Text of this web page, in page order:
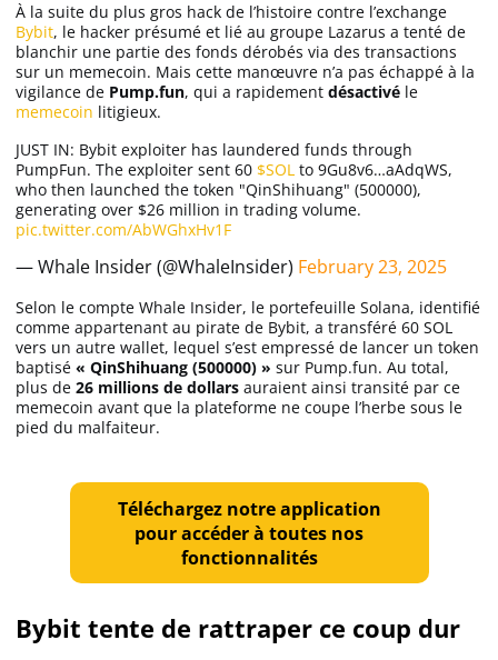
À la suite du plus gros hack de l’histoire contre l’exchange
Bybit, le hacker présumé et lié au groupe Lazarus a tenté de
blanchir une partie des fonds dérobés via des transactions
sur un memecoin. Mais cette manœuvre n’a pas échappé à la
vigilance de Pump.fun, qui a rapidement désactivé le
memecoin litigieux.
JUST IN: Bybit exploiter has laundered funds through
PumpFun. The exploiter sent 60 $SOL to 9Gu8v6…aAdqWS,
who then launched the token "QinShihuang" (500000),
generating over $26 million in trading volume.
pic.twitter.com/AbWGhxHv1F
— Whale Insider (@WhaleInsider) February 23, 2025
Selon le compte Whale Insider, le portefeuille Solana, identifié
comme appartenant au pirate de Bybit, a transféré 60 SOL
vers un autre wallet, lequel s’est empressé de lancer un token
baptisé « QinShihuang (500000) » sur Pump.fun. Au total,
plus de 26 millions de dollars auraient ainsi transité par ce
memecoin avant que la plateforme ne coupe l’herbe sous le
pied du malfaiteur.
Téléchargez notre application
pour accéder à toutes nos
fonctionnalités
Bybit tente de rattraper ce coup dur